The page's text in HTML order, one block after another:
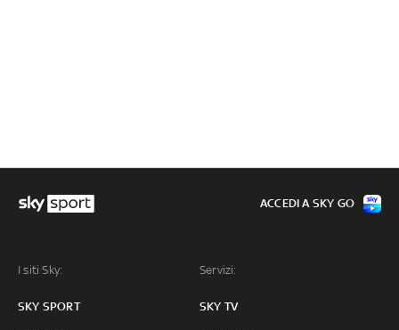
I siti Sky:
SKY SPORT
Servizi:
SKY TV
ACCEDI A SKY GO